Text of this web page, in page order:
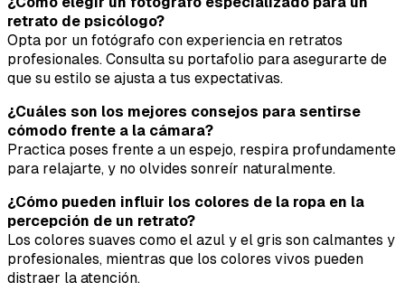
retrato de psicólogo?
Opta por un fotógrafo con experiencia en retratos
profesionales. Consulta su portafolio para asegurarte de
que su estilo se ajusta a tus expectativas.
¿Cuáles son los mejores consejos para sentirse
cómodo frente a la cámara?
Practica poses frente a un espejo, respira profundamente
para relajarte, y no olvides sonreír naturalmente.
¿Cómo pueden influir los colores de la ropa en la
percepción de un retrato?
Los colores suaves como el azul y el gris son calmantes y
profesionales, mientras que los colores vivos pueden
distraer la atención.